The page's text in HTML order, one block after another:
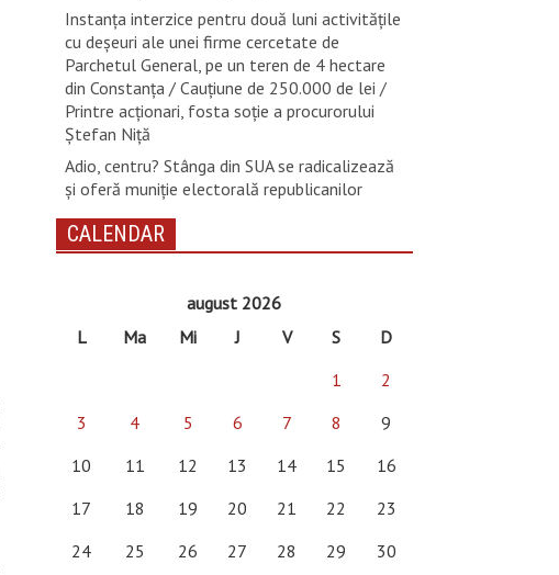
Instanța interzice pentru două luni activitățile
cu deșeuri ale unei firme cercetate de
Parchetul General, pe un teren de 4 hectare
din Constanța / Cauțiune de 250.000 de lei /
Printre acționari, fosta soție a procurorului
Ștefan Niță
Adio, centru? Stânga din SUA se radicalizează
și oferă muniție electorală republicanilor
CALENDAR
august 2026
L
Ma Mi J V S
D
1
2
3
4 5 6 7 8
9
10
11 12 13 14 15
16
17
18 19 20 21 22
23
24
25 26 27 28 29
30